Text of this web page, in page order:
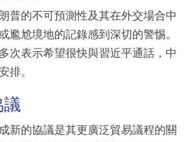
普的不可預測性及其在外交場合中
尷尬境地的記錄感到深切的警惕。
次表示希望很快與習近平通話，中
排。
議
新的協議是其更廣泛貿易議程的關